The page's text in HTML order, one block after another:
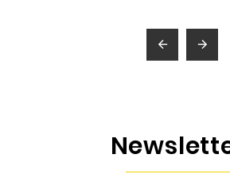
 